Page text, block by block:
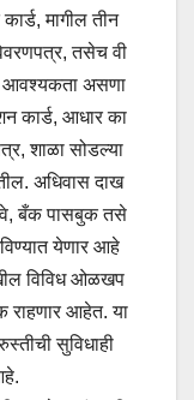
मागील तीन
तसेच वी
आवश्यकता असणा
कार्ड, आधार का
शाळा सोडल्या
अधिवास दाख
बँक पासबुक तसे
येणार आहे
विविध ओळखप
राहणार आहेत. या
सुविधाही